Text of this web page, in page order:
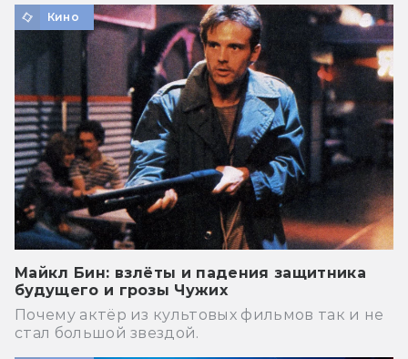
Кино
Майкл Бин: взлёты и падения защитника
будущего и грозы Чужих
Почему актёр из культовых фильмов так и не
стал большой звездой.